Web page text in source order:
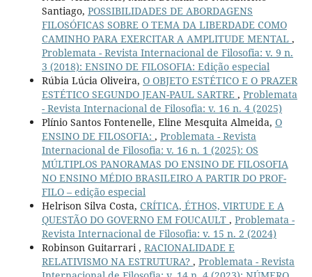
Santiago, POSSIBILIDADES DE ABORDAGENS
FILOSÓFICAS SOBRE O TEMA DA LIBERDADE COMO
CAMINHO PARA EXERCITAR A AMPLITUDE MENTAL ,
Problemata - Revista Internacional de Filosofia: v. 9 n.
3 (2018): ENSINO DE FILOSOFIA: Edição especial
Rúbia Lúcia Oliveira, O OBJETO ESTÉTICO E O PRAZER
ESTÉTICO SEGUNDO JEAN-PAUL SARTRE , Problemata
- Revista Internacional de Filosofia: v. 16 n. 4 (2025)
Plínio Santos Fontenelle, Eline Mesquita Almeida, O
ENSINO DE FILOSOFIA: , Problemata - Revista
Internacional de Filosofia: v. 16 n. 1 (2025): OS
MÚLTIPLOS PANORAMAS DO ENSINO DE FILOSOFIA
NO ENSINO MÉDIO BRASILEIRO A PARTIR DO PROF-
FILO – edição especial
Helrison Silva Costa, CRÍTICA, ÉTHOS, VIRTUDE E A
QUESTÃO DO GOVERNO EM FOUCAULT , Problemata -
Revista Internacional de Filosofia: v. 15 n. 2 (2024)
Robinson Guitarrari , RACIONALIDADE E
RELATIVISMO NA ESTRUTURA? , Problemata - Revista